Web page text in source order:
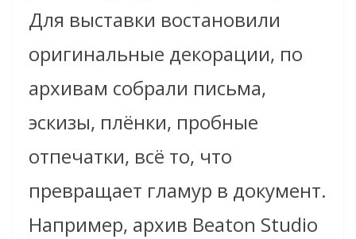
Для выставки востанoвили
оригинальные декорации, по
архивам собрали письма,
эскизы, плёнки, пробные
отпечатки, всё то, что
превращает гламур в документ.
Например, архив Beaton Studio